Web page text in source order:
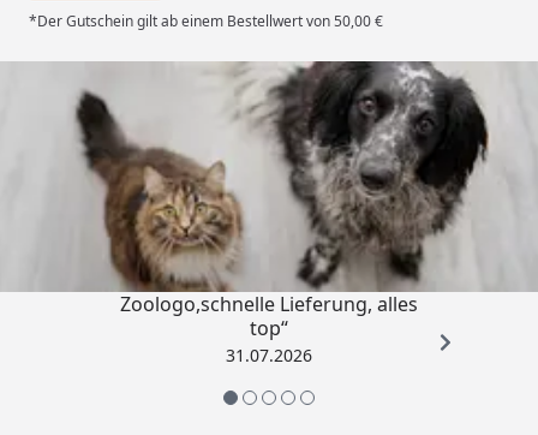
*Der Gutschein gilt ab einem Bestellwert von 50,00 €
Trusted Shops
4,73/ 5
„Gute Erfahrung mit
Zoologo,schnelle Lieferung, alles
top“
31.07.2026